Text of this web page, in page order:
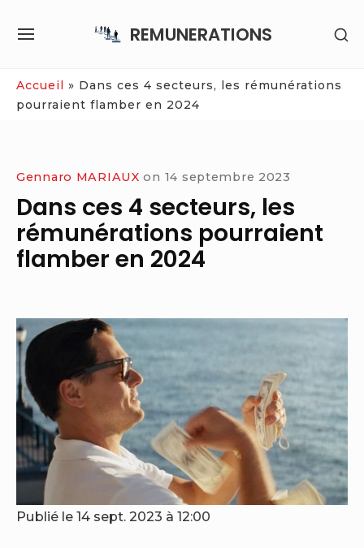
REMUNERATIONS
SITE
Accueil » Dans ces 4 secteurs, les rémunérations
pourraient flamber en 2024
Gennaro MARIAUX on 14 septembre 2023
Dans ces 4 secteurs, les
rémunérations pourraient
flamber en 2024
Publié le 14 sept. 2023 à 12:00